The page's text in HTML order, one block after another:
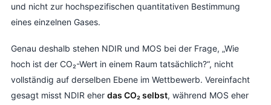
und nicht zur hochspezifischen quantitativen Bestimmung
eines einzelnen Gases.
Genau deshalb stehen NDIR und MOS bei der Frage, „Wie
hoch ist der CO₂-Wert in einem Raum tatsächlich?“, nicht
vollständig auf derselben Ebene im Wettbewerb. Vereinfacht
gesagt misst NDIR eher das CO₂ selbst, während MOS eher